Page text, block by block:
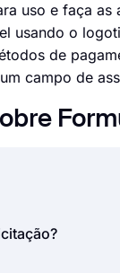
uso e faça
usando o
de
campo de
usado para